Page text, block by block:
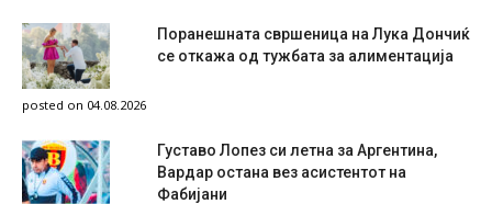
Поранешната свршеница на Лука Дончиќ
се откажа од тужбата за алиментација
posted on 04.08.2026
Густаво Лопез си летна за Аргентина,
Вардар остана вез асистентот на
Фабијани